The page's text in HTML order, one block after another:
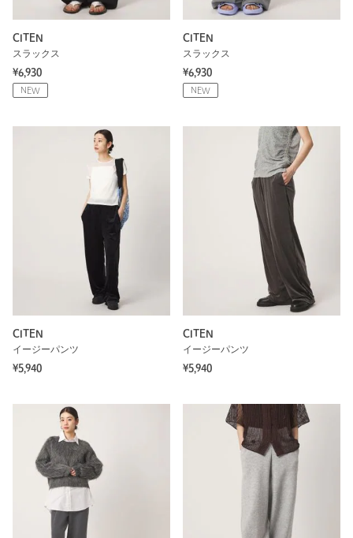
CITEN
スラックス
¥6,930
NEW
CITEN
スラックス
¥6,930
NEW
CITEN
イージーパンツ
¥5,940
CITEN
イージーパンツ
¥5,940